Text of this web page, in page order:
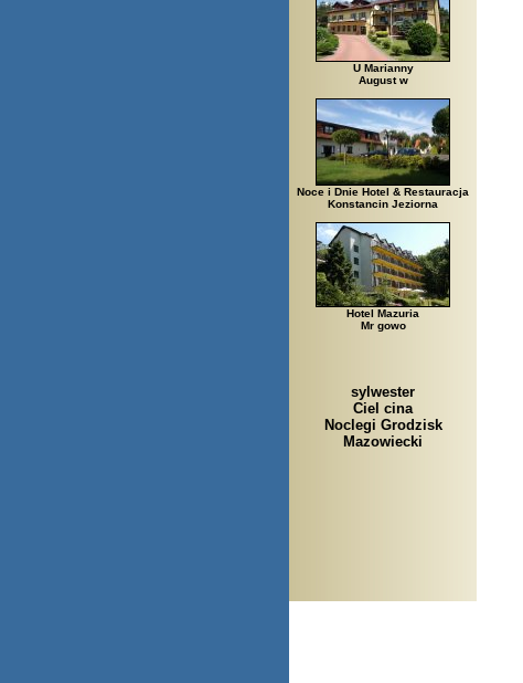
U Marianny
August w
Noce i Dnie Hotel & Restauracja
Konstancin Jeziorna
Hotel Mazuria
Mr gowo
sylwester
Ciel cina
Noclegi Grodzisk
Mazowiecki